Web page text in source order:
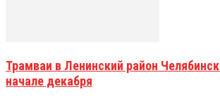
Трамваи в Ленинский район
начале декабря